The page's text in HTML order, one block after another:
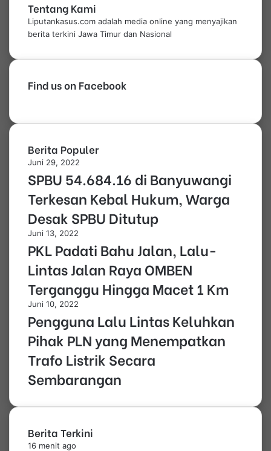
Tentang Kami
Liputankasus.com adalah media online yang menyajikan
berita terkini Jawa Timur dan Nasional
Find us on Facebook
Berita Populer
Juni 29, 2022
SPBU 54.684.16 di Banyuwangi
Terkesan Kebal Hukum, Warga
Desak SPBU Ditutup
Juni 13, 2022
PKL Padati Bahu Jalan, Lalu-
Lintas Jalan Raya OMBEN
Terganggu Hingga Macet 1 Km
Juni 10, 2022
Pengguna Lalu Lintas Keluhkan
Pihak PLN yang Menempatkan
Trafo Listrik Secara
Sembarangan
Berita Terkini
16 menit ago